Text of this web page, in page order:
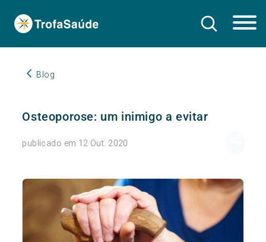
Blog
Osteoporose: um inimigo a evitar
publicado em 12 Out. 2020